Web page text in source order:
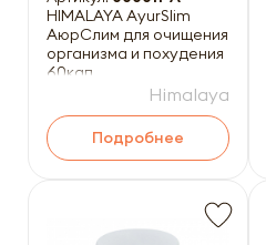
HIMALAYA AyurSlim
АюрСлим для очищения
организма и похудения
60кап
Himalaya
Подробнее